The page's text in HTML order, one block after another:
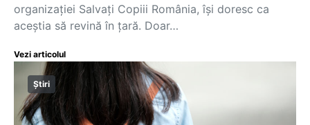
organizației Salvați Copiii România, își doresc ca
aceștia să revină în țară. Doar…
Vezi articolul
Știri